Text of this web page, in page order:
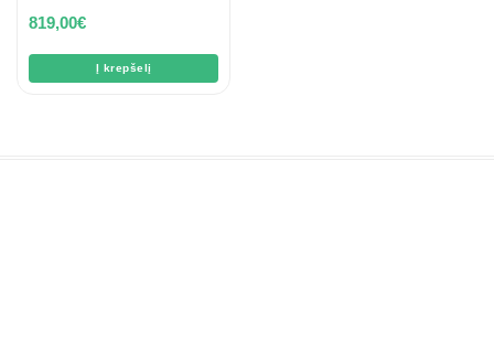
out
5
819,00€
Į krepšelį